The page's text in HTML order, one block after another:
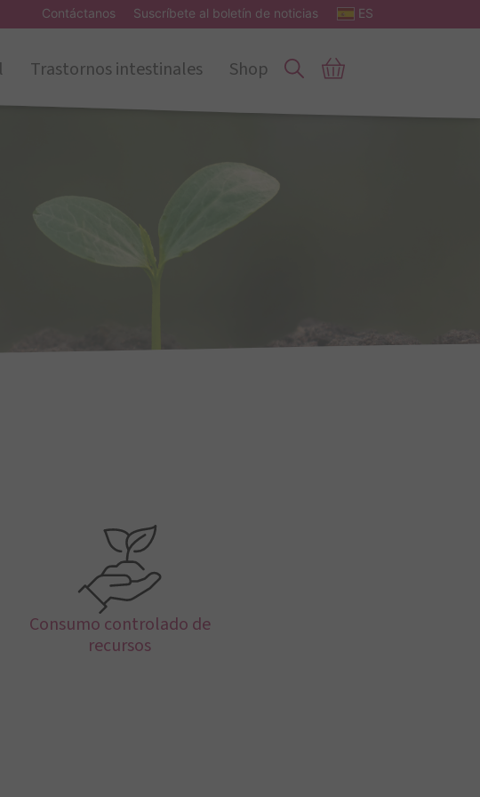
Contáctanos Suscríbete al boletín de noticias ES
Trastornos intestinales Shop
Consumo controlado de
recursos